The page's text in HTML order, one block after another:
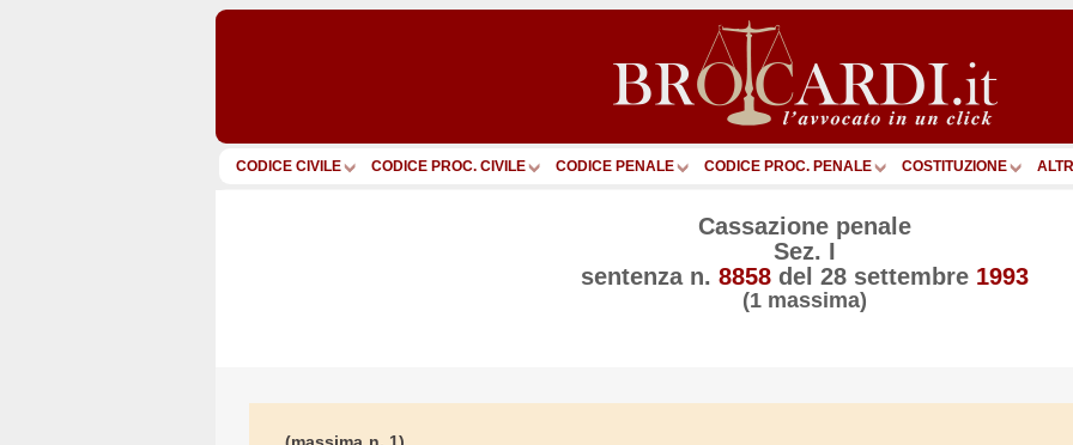
CODICE CIVILE CODICE PROC. CIVILE CODICE PENALE CODICE PROC. PENALE COSTITUZIONE ALTRI
Cassazione penale
Sez. I
sentenza n. 8858 del 28 settembre 1993
(1 massima)